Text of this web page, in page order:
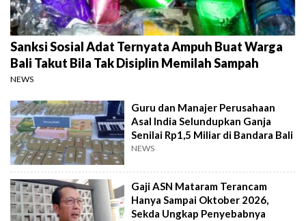
Sanksi Sosial Adat Ternyata Ampuh Buat Warga
Bali Takut Bila Tak Disiplin Memilah Sampah
NEWS
Guru dan Manajer Perusahaan
Asal India Selundupkan Ganja
Senilai Rp1,5 Miliar di Bandara Bali
NEWS
Gaji ASN Mataram Terancam
Hanya Sampai Oktober 2026,
Sekda Ungkap Penyebabnya